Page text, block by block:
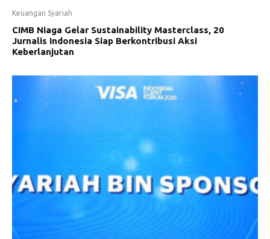
Keuangan Syariah
CIMB Niaga Gelar Sustainability Masterclass, 20
Jurnalis Indonesia Siap Berkontribusi Aksi
Keberlanjutan